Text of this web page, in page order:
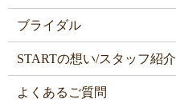
ブライダル
STARTの想い/スタッフ紹介
よくあるご質問